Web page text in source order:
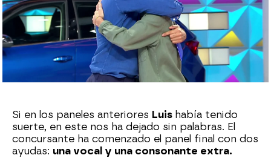
Azahar Flores
Publicado:21 de octubre de 2024, 14:55
WhatsappFacebook Flipboard
Si en los paneles anteriores Luis había tenido
suerte, en este nos ha dejado sin palabras. El
concursante ha comenzado el panel final con dos
ayudas: una vocal y una consonante extra.